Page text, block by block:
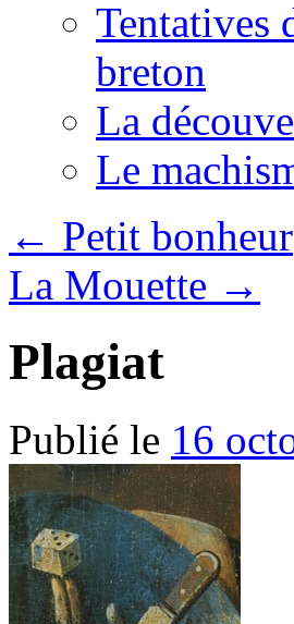
Tentatives
breton
La
Le
← Petit bonheur
La Mouette →
Plagiat
Publié le 16